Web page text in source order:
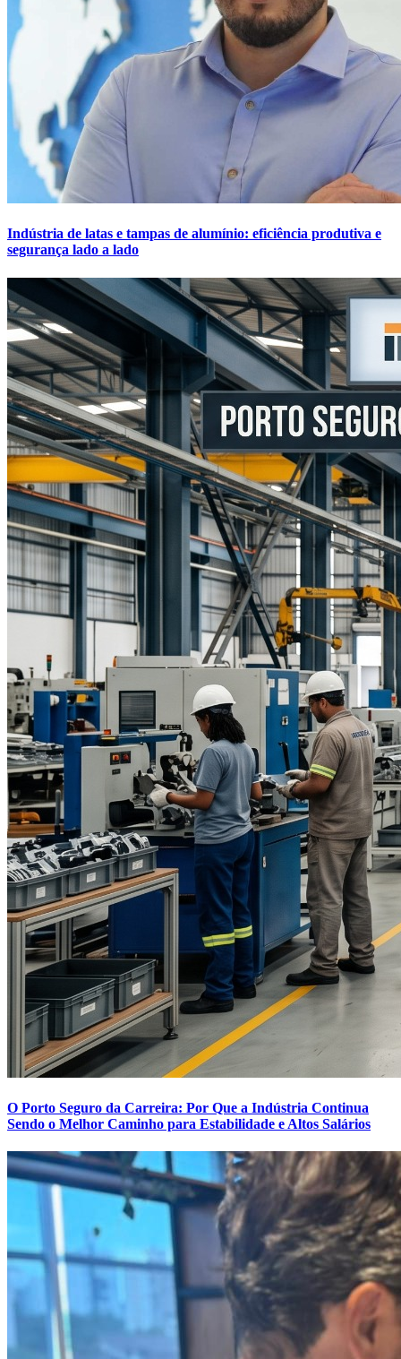
Indústria de latas e tampas de alumínio: eficiência produtiva e
segurança lado a lado
O Porto Seguro da Carreira: Por Que a Indústria Continua
Sendo o Melhor Caminho para Estabilidade e Altos Salários